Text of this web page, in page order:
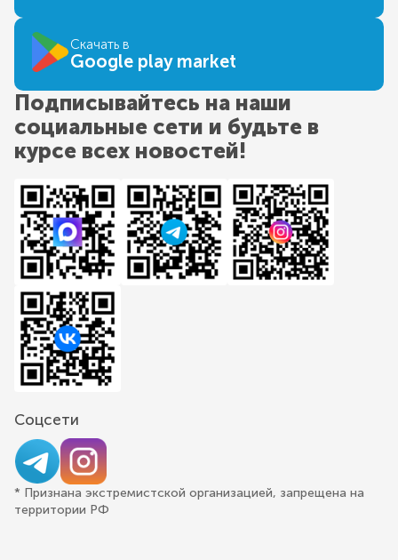
Скачать в
Google play market
Подписывайтесь на наши
социальные сети и будьте в
курсе всех новостей!
Соцсети
* Признана экстремистской организацией, запрещена на
территории РФ